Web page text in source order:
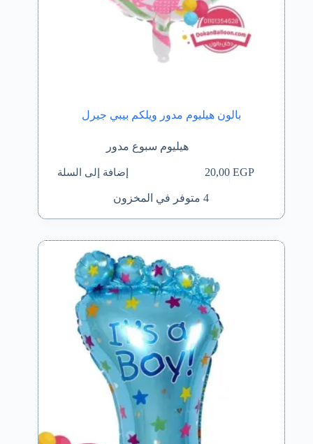
بالون هيليوم مدور ويلكم بيبي جيرل
هيليوم سبوع مدور
20,00EGP إضافة إلى السلة
4 متوفر في المخزون